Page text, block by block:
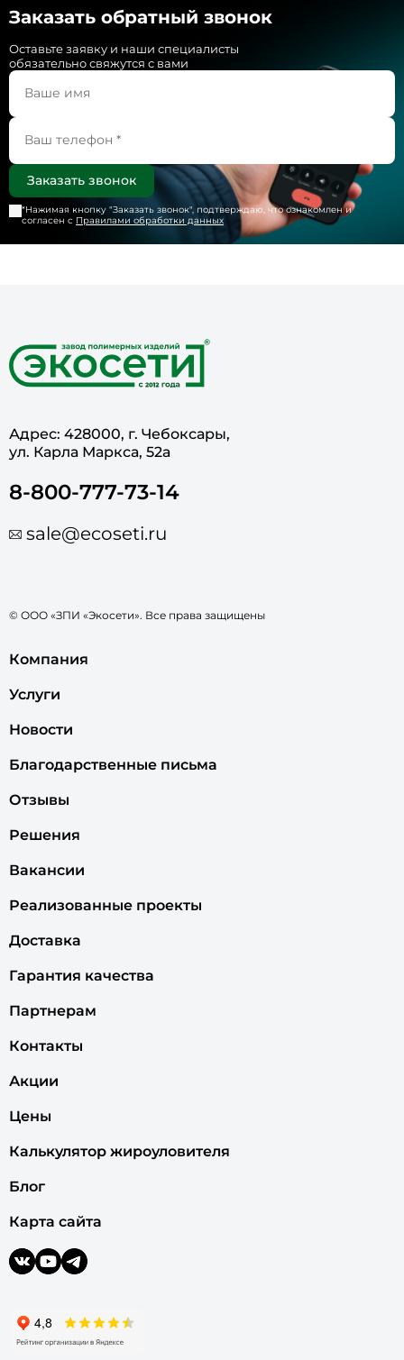
Заказать обратный звонок
Оставьте заявку и наши специалисты
обязательно свяжутся с вами
*Нажимая кнопку "Заказать звонок", подтверждаю, что ознакомлен и
согласен с Правилами обработки данных
Адрес: 428000, г. Чебоксары,
ул. Карла Маркса, 52а
8-800-777-73-14
sale@ecoseti.ru
© ООО «ЗПИ «Экосети». Все права защищены
Компания
Услуги
Новости
Благодарственные письма
Отзывы
Решения
Вакансии
Реализованные проекты
Доставка
Гарантия качества
Партнерам
Контакты
Акции
Цены
Калькулятор жироуловителя
Блог
Карта сайта